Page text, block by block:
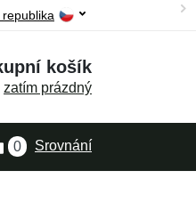
košík
zatím prázdný
0 Srovnání